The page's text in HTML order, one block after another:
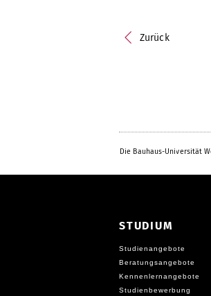
Zurück
Die Bauhaus-Universität
STUDIUM
Studienangebote
Beratungsangebote
Kennenlernangebote
Studienbewerbung